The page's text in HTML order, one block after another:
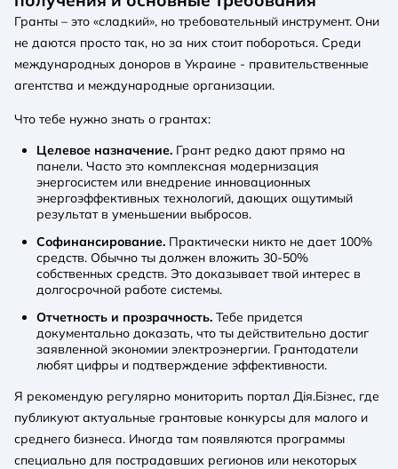
Гранты – это «сладкий», но требовательный инструмент. Они
не даются просто так, но за них стоит побороться. Среди
международных доноров в Украине - правительственные
агентства и международные организации.
Что тебе нужно знать о грантах:
Целевое назначение. Грант редко дают прямо на
панели. Часто это комплексная модернизация
энергосистем или внедрение инновационных
энергоэффективных технологий, дающих ощутимый
результат в уменьшении выбросов.
Софинансирование. Практически никто не дает 100%
средств. Обычно ты должен вложить 30-50%
собственных средств. Это доказывает твой интерес в
долгосрочной работе системы.
Отчетность и прозрачность. Тебе придется
документально доказать, что ты действительно достиг
заявленной экономии электроэнергии. Грантодатели
любят цифры и подтверждение эффективности.
Я рекомендую регулярно мониторить портал Дія.Бізнес, где
публикуют актуальные грантовые конкурсы для малого и
среднего бизнеса. Иногда там появляются программы
специально для пострадавших регионов или некоторых